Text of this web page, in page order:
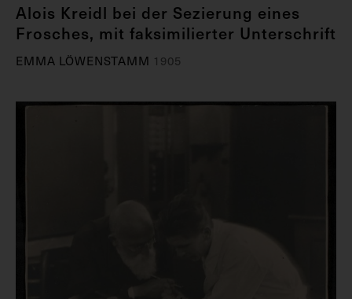
Alois Kreidl bei der Sezierung eines
Frosches, mit faksimilierter Unterschrift
EMMA LÖWENSTAMM 1905